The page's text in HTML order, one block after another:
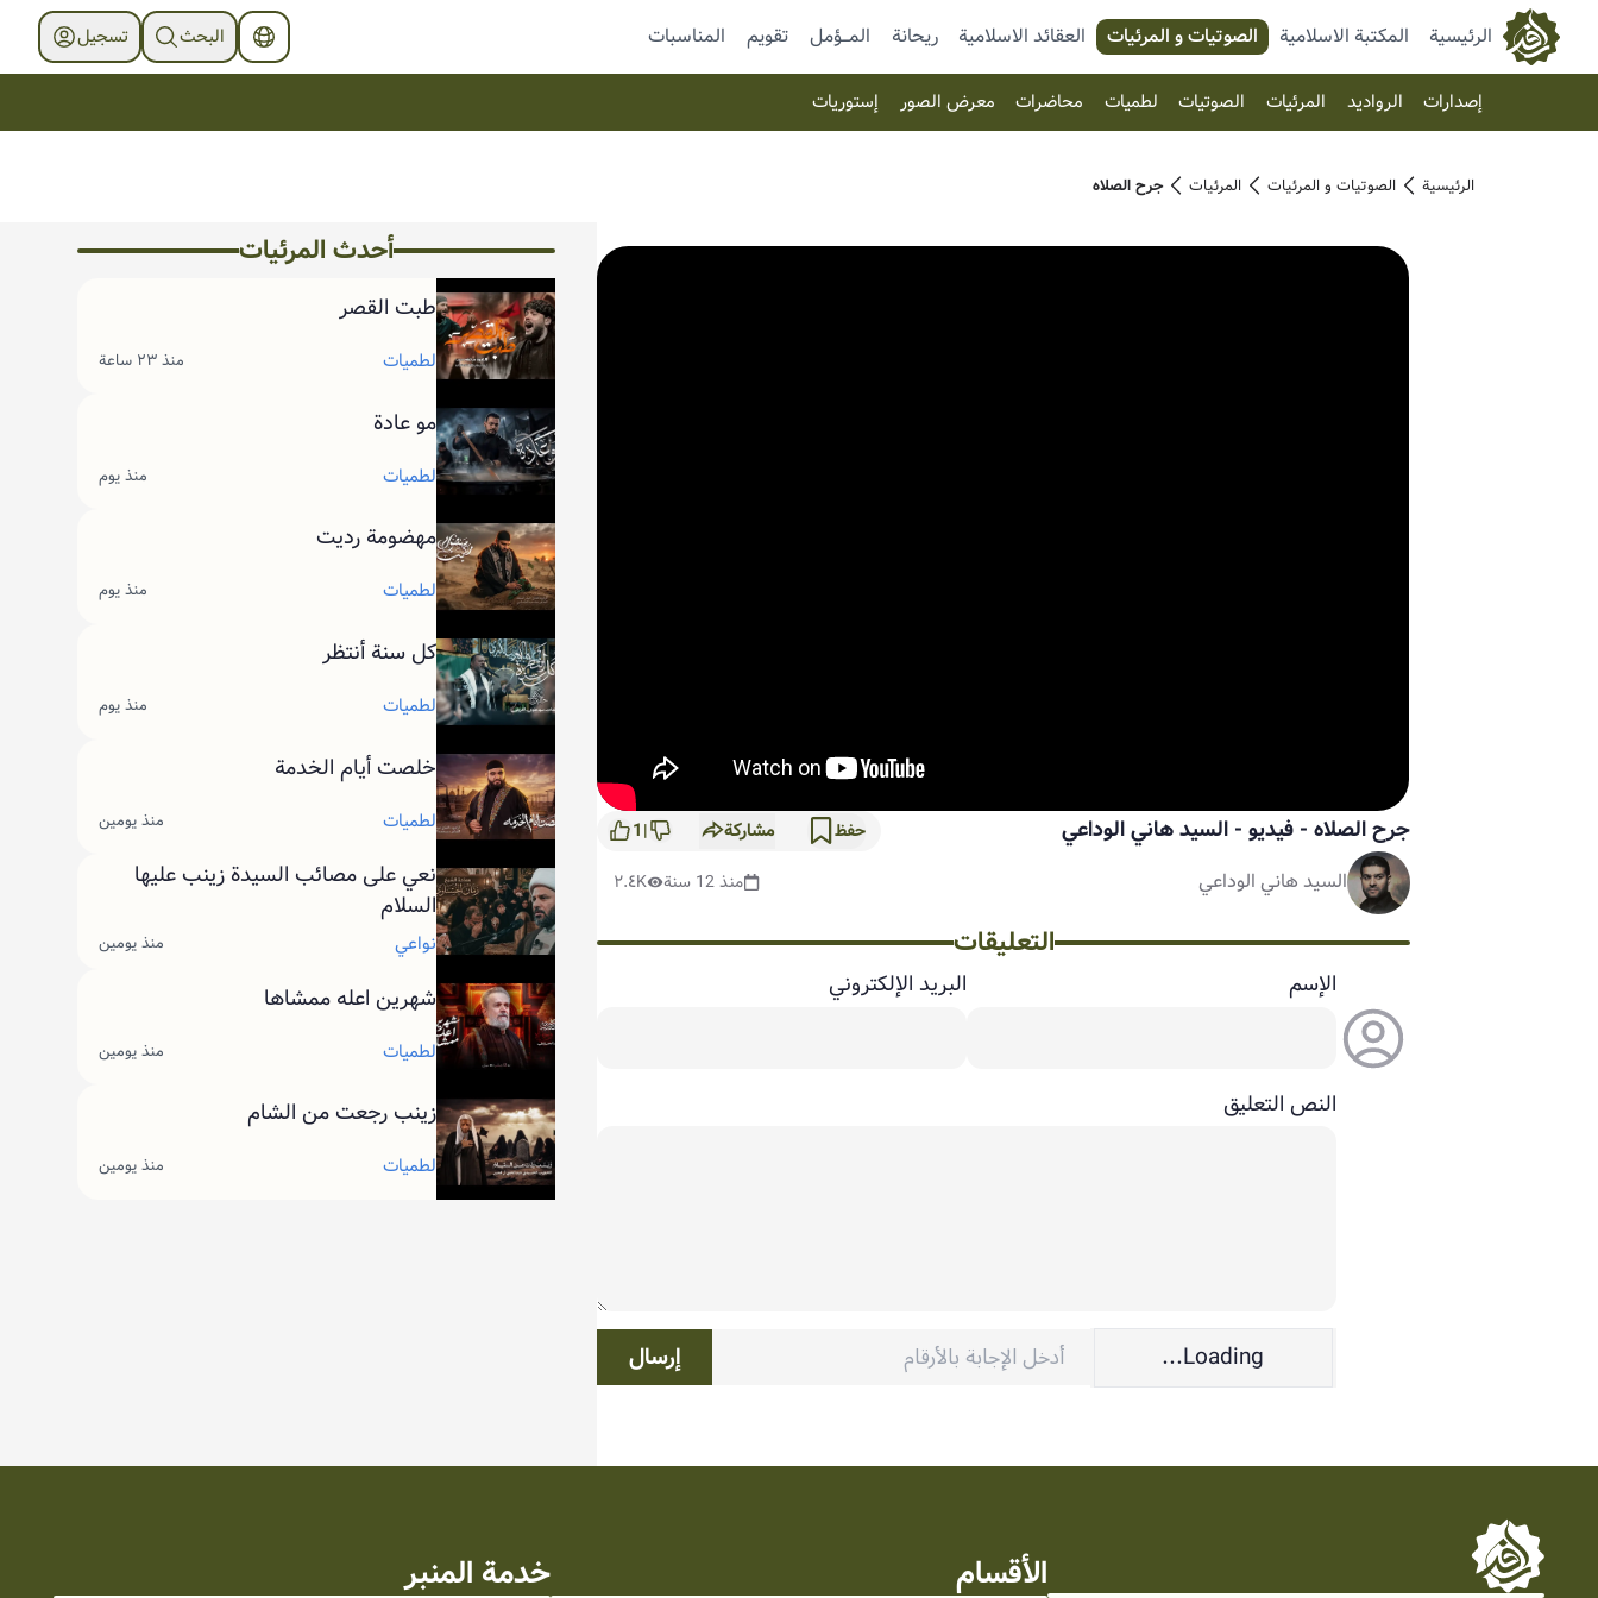
الرئيسية المكتبة الاسلامية الصوتیات و المرئیات العقائد الاسلامية ريحانة المـــؤمل تقویم المناسبات البحث تسجیل
إصدارات الرواديد المرئیات الصوتیات لطميات محاضرات معرض الصور إستوریات
الرئيسية الصوتیات و المرئیات المرئیات جرح الصلاه
جرح الصلاه - فيديو -السيد هاني الوداعي حفظ مشاركة |
1
السيد هاني الوداعي منذ 12 سنة ٢.٤K
التعليقات
الإسم البريد الإلكتروني
النص التعليق
Loading... إرسال
أحدث المرئیات
طبت القصر
لطميات منذ ٢٣ ساعة
مو عادة
لطميات منذ يوم
مهضومة رديت
لطميات منذ يوم
كل سنة أنتظر
لطميات منذ يوم
خلصت أيام الخدمة
لطميات منذ يومين
نعي على مصائب السيدة زينب عليها
السلام
نواعي منذ يومين
شهرين اعله ممشاها
لطميات منذ يومين
زينب رجعت من الشام
لطميات منذ يومين
الأقسام خدمة المنبر